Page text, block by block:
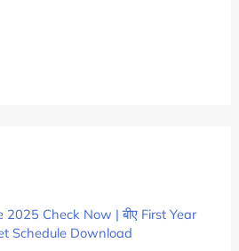
Check Now | बीए First Year
Schedule Download